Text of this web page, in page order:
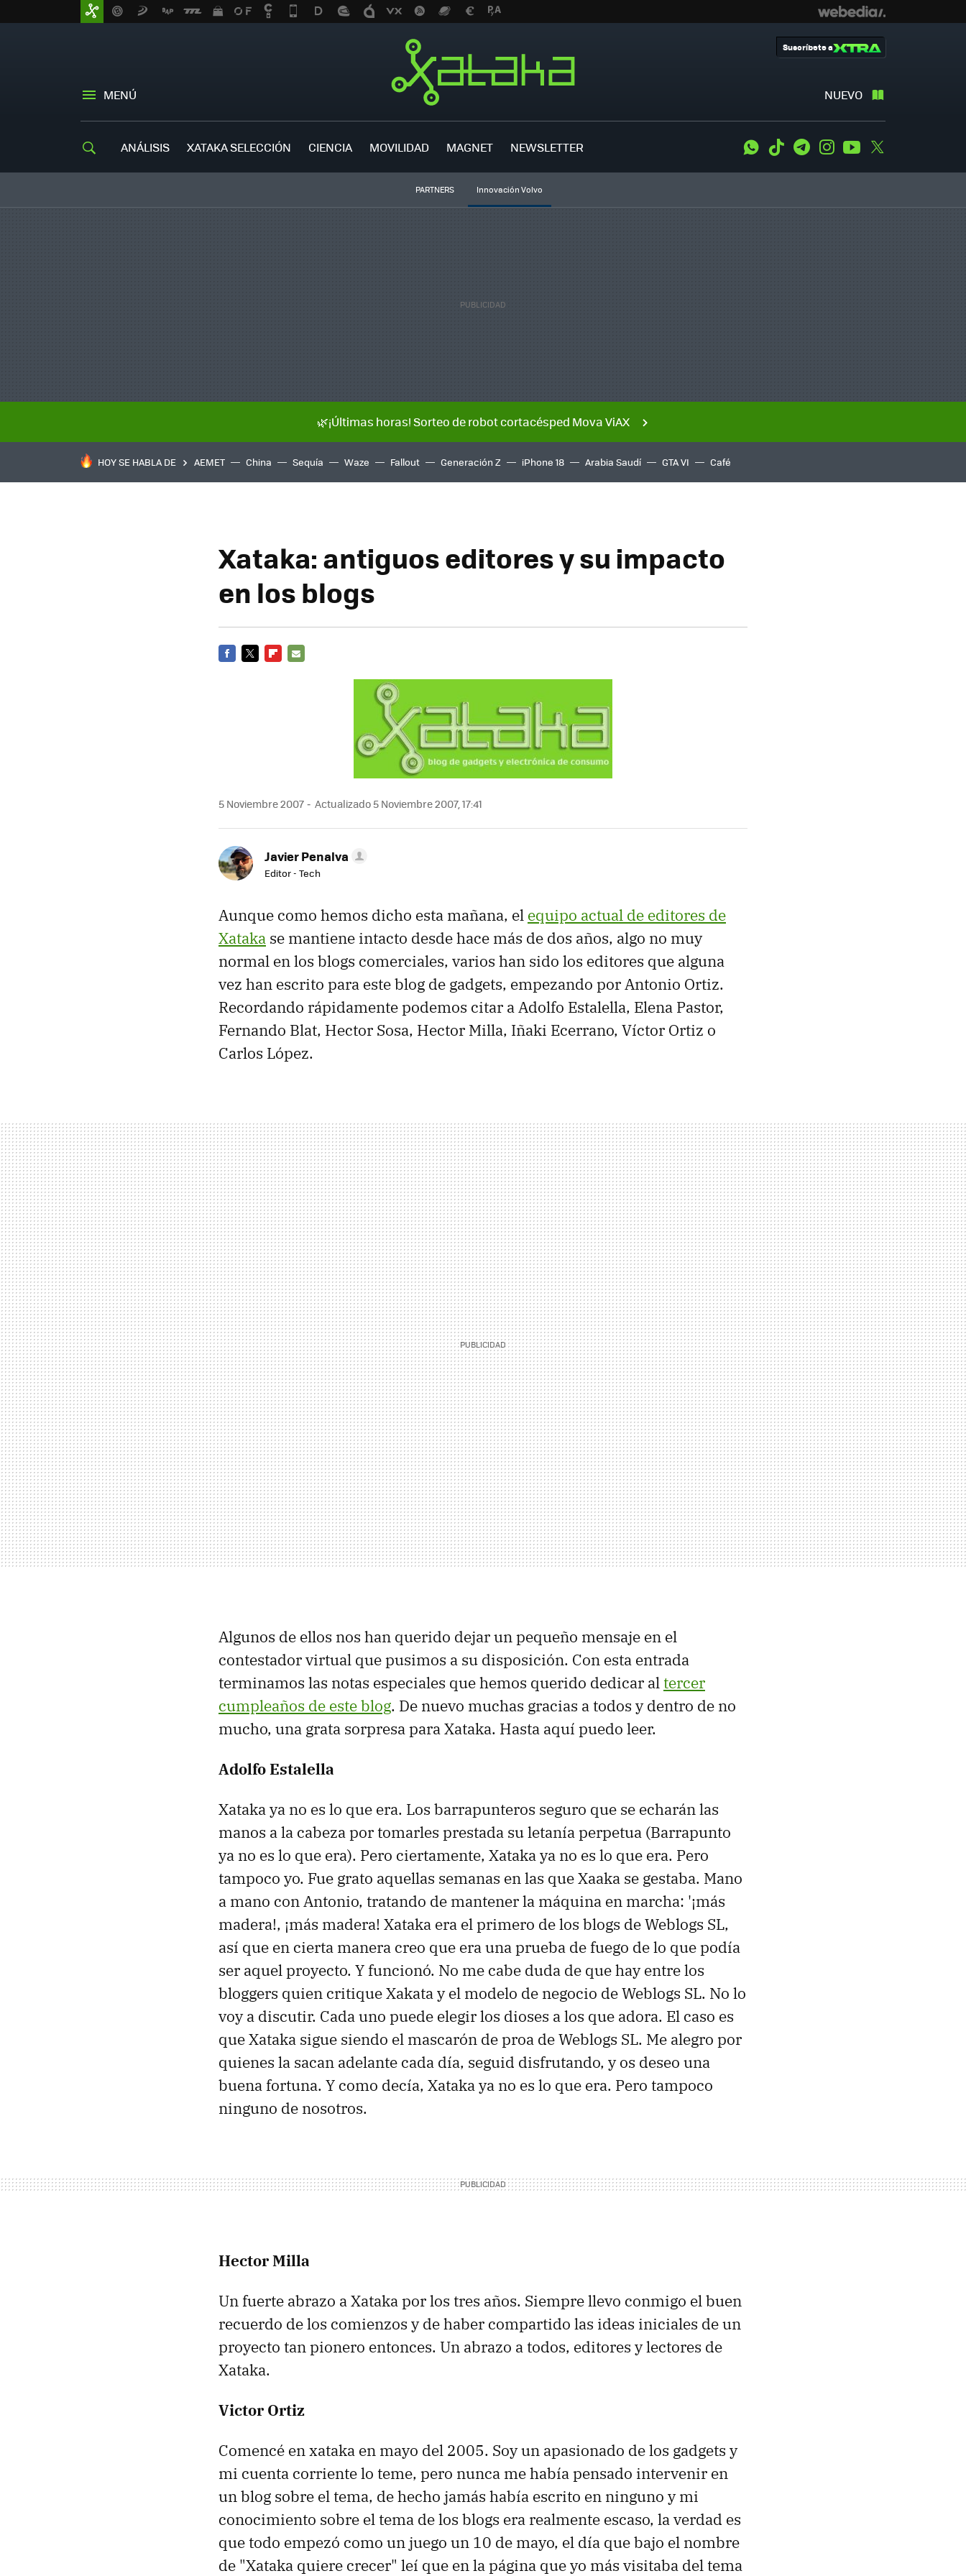
MENÚ NUEVO
Suscríbete a
ANÁLISIS XATAKA SELECCIÓN CIENCIA MOVILIDAD MAGNET NEWSLETTER WhatsApp
Tiktok TelegramInstagramYoutube
PARTNERS Innovación Volvo
🌿¡Últimas horas! Sorteo de robot cortacésped Mova ViAX
HOY SE HABLA DE AEMET China Sequía Waze Fallout Generación Z iPhone 18 Arabia Saudí GTA VI Café
Xataka: antiguos editores y su impacto
en los blogs
5 Noviembre 2007 Actualizado 5 Noviembre 2007, 17:41
Javier Penalva
Editor - Tech
Aunque como hemos dicho esta mañana, el equipo actual de editores de
Xataka se mantiene intacto desde hace más de dos años, algo no muy
normal en los blogs comerciales, varios han sido los editores que alguna
vez han escrito para este blog de gadgets, empezando por Antonio Ortiz.
Recordando rápidamente podemos citar a Adolfo Estalella, Elena Pastor,
Fernando Blat, Hector Sosa, Hector Milla, Iñaki Ecerrano, Víctor Ortiz o
Carlos López.
Algunos de ellos nos han querido dejar un pequeño mensaje en el
contestador virtual que pusimos a su disposición. Con esta entrada
terminamos las notas especiales que hemos querido dedicar altercer
cumpleaños de este blog. De nuevo muchas gracias a todos y dentro de no
mucho, una grata sorpresa para Xataka. Hasta aquí puedo leer.
Adolfo Estalella
Xataka ya no es lo que era. Los barrapunteros seguro que se echarán las
manos a la cabeza por tomarles prestada su letanía perpetua (Barrapunto
ya no es lo que era). Pero ciertamente, Xataka ya no es lo que era. Pero
tampoco yo. Fue grato aquellas semanas en las que Xaaka se gestaba. Mano
a mano con Antonio, tratando de mantener la máquina en marcha: '¡más
madera!, ¡más madera! Xataka era el primero de los blogs de Weblogs SL,
así que en cierta manera creo que era una prueba de fuego de lo que podía
ser aquel proyecto. Y funcionó. No me cabe duda de que hay entre los
bloggers quien critique Xakata y el modelo de negocio de Weblogs SL. No lo
voy a discutir. Cada uno puede elegir los dioses a los que adora. El caso es
que Xataka sigue siendo el mascarón de proa de Weblogs SL. Me alegro por
quienes la sacan adelante cada día, seguid disfrutando, y os deseo una
buena fortuna. Y como decía, Xataka ya no es lo que era. Pero tampoco
ninguno de nosotros.
Hector Milla
Un fuerte abrazo a Xataka por los tres años. Siempre llevo conmigo el buen
recuerdo de los comienzos y de haber compartido las ideas iniciales de un
proyecto tan pionero entonces. Un abrazo a todos, editores y lectores de
Xataka.
Victor Ortiz
Comencé en xataka en mayo del 2005. Soy un apasionado de los gadgets y
mi cuenta corriente lo teme, pero nunca me había pensado intervenir en
un blog sobre el tema, de hecho jamás había escrito en ninguno y mi
conocimiento sobre el tema de los blogs era realmente escaso, la verdad es
que todo empezó como un juego un 10 de mayo, el día que bajo el nombre
de "Xataka quiere crecer" leí que en la página que yo más visitaba del tema